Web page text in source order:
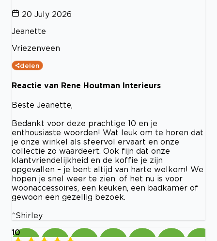
20 July 2026
Jeanette
Vriezenveen
delen
Reactie van Rene Houtman Interieurs
Beste Jeanette,
Bedankt voor deze prachtige 10 en je
enthousiaste woorden! Wat leuk om te horen dat
je onze winkel als sfeervol ervaart en onze
collectie zo waardeert. Ook fijn dat onze
klantvriendelijkheid en de koffie je zijn
opgevallen – je bent altijd van harte welkom! We
hopen je snel weer te zien, of het nu is voor
woonaccessoires, een keuken, een badkamer of
gewoon een gezellig bezoek.
^Shirley
10